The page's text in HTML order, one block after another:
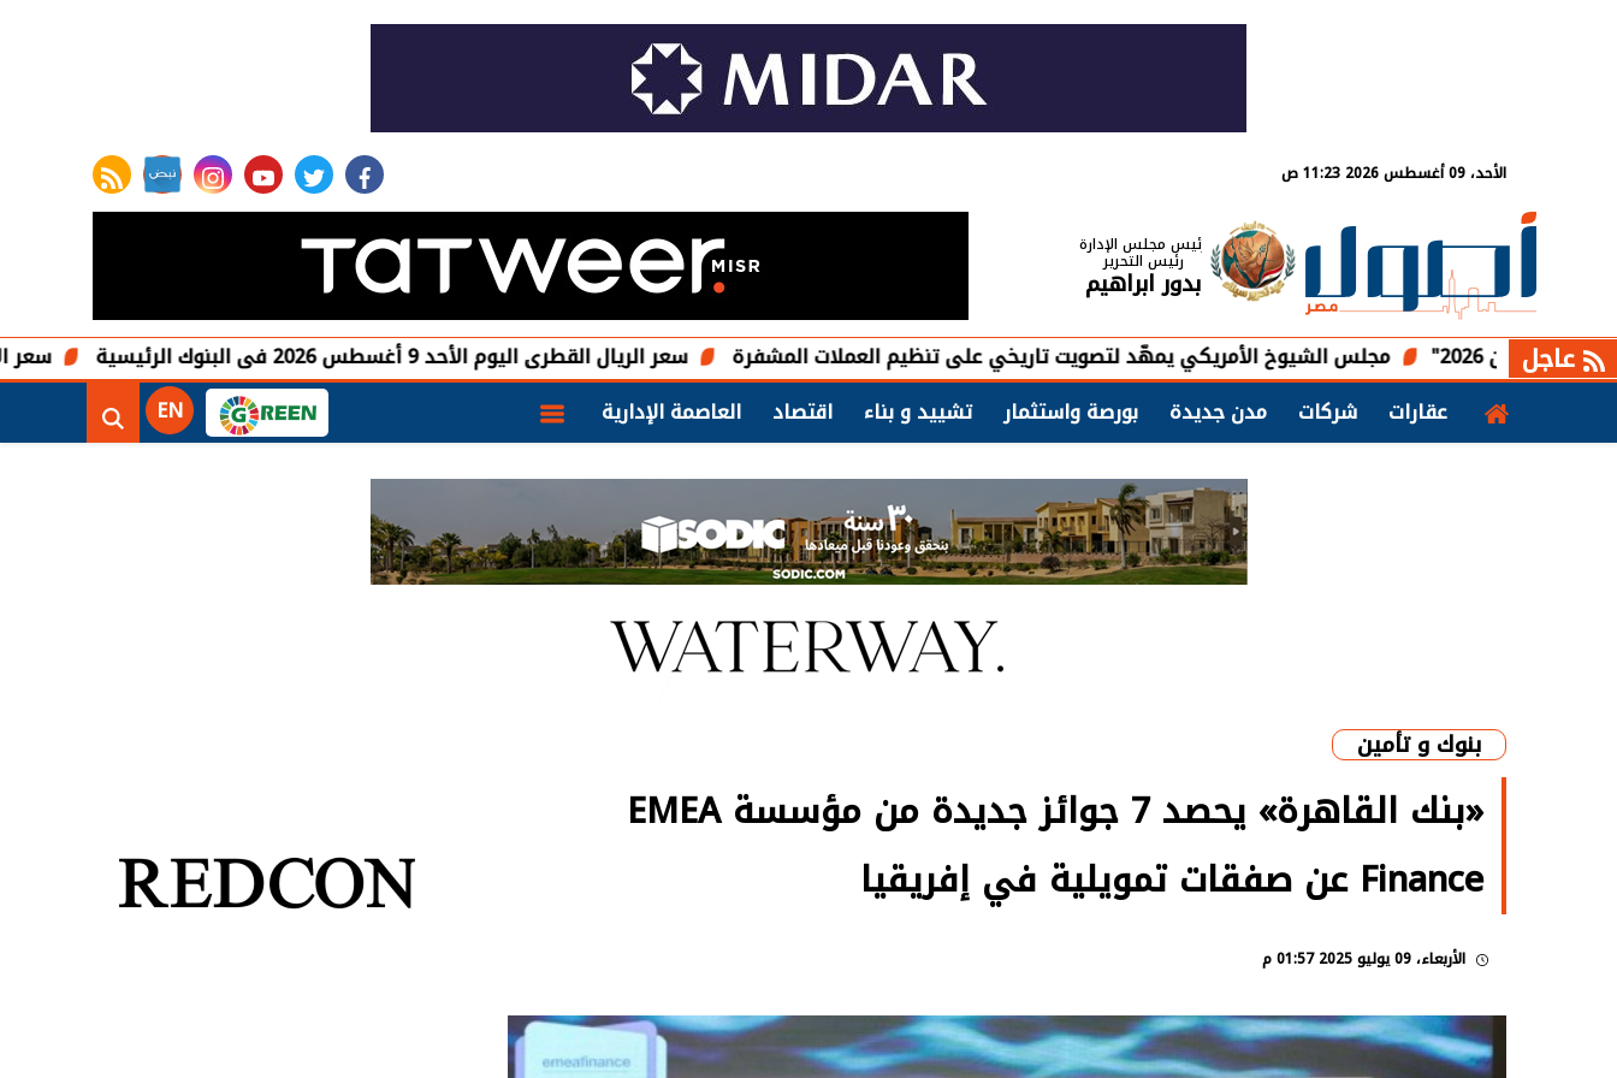
الأحد، 09 أغسطس 2026 11:23 ص facebook
twitter
youtube
instagram
rss feed
رئيس مجلس الإدارة
رئيس التحرير
بدور ابراهيم
عاجل سعر الأسمنت اليوم الأحد 9 أغسطس 2026 في سعر الريال القطرى اليوم الأحد 9 أغسطس 2026 فى البنوك الرئيسية مجلس الشيوخ الأمريكي يمهّد لتصويت تاريخي على تنظيم العملات المشفرة
عقارات
شركات مدن جديدة بورصة واستثمار تشييد و بناء اقتصاد العاصمة الإدارية EN
بنوك و تأمين
«بنك القاهرة» يحصد 7 جوائز جديدة من مؤسسة EMEA
Finance عن صفقات تمويلية في إفريقيا
الأربعاء، 09 يوليو 2025 01:57 م